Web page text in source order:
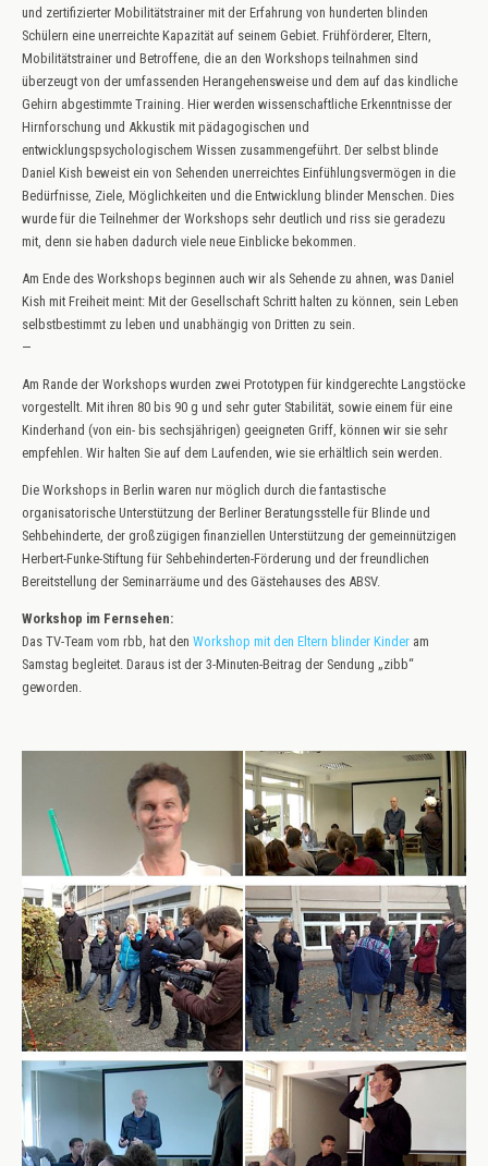
und zertifizierter Mobilitätstrainer mit der Erfahrung von hunderten blinden
Schülern eine unerreichte Kapazität auf seinem Gebiet. Frühförderer, Eltern,
Mobilitätstrainer und Betroffene, die an den Workshops teilnahmen sind
überzeugt von der umfassenden Herangehensweise und dem auf das kindliche
Gehirn abgestimmte Training. Hier werden wissenschaftliche Erkenntnisse der
Hirnforschung und Akkustik mit pädagogischen und
entwicklungspsychologischem Wissen zusammengeführt. Der selbst blinde
Daniel Kish beweist ein von Sehenden unerreichtes Einfühlungsvermögen in die
Bedürfnisse, Ziele, Möglichkeiten und die Entwicklung blinder Menschen. Dies
wurde für die Teilnehmer der Workshops sehr deutlich und riss sie geradezu
mit, denn sie haben dadurch viele neue Einblicke bekommen.
Am Ende des Workshops beginnen auch wir als Sehende zu ahnen, was Daniel
Kish mit Freiheit meint: Mit der Gesellschaft Schritt halten zu können, sein Leben
selbstbestimmt zu leben und unabhängig von Dritten zu sein.
—
Am Rande der Workshops wurden zwei Prototypen für kindgerechte Langstöcke
vorgestellt. Mit ihren 80 bis 90 g und sehr guter Stabilität, sowie einem für eine
Kinderhand (von ein- bis sechsjährigen) geeigneten Griff, können wir sie sehr
empfehlen. Wir halten Sie auf dem Laufenden, wie sie erhältlich sein werden.
Die Workshops in Berlin waren nur möglich durch die fantastische
organisatorische Unterstützung der Berliner Beratungsstelle für Blinde und
Sehbehinderte, der großzügigen finanziellen Unterstützung der gemeinnützigen
Herbert-Funke-Stiftung für Sehbehinderten-Förderung und der freundlichen
Bereitstellung der Seminarräume und des Gästehauses des ABSV.
Workshop im Fernsehen:
Das TV-Team vom rbb, hat den Workshop mit den Eltern blinder Kinder am
Samstag begleitet. Daraus ist der 3-Minuten-Beitrag der Sendung „zibb“
geworden.